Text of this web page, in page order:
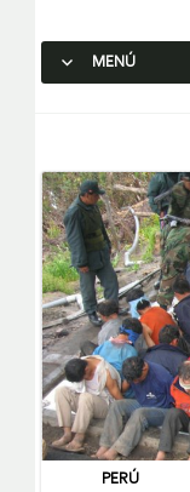
MENÚ
PERÚ